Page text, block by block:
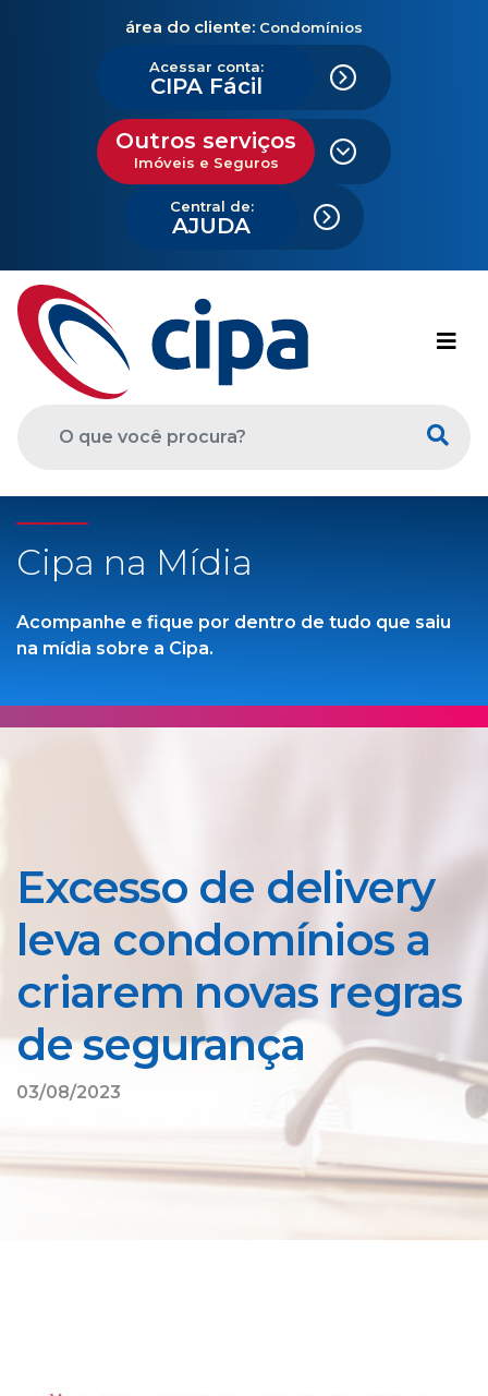
área do cliente: Condomínios
Acessar conta:
CIPA Fácil
Outros serviços
Imóveis e Seguros
Central de:
AJUDA
Cipa na Mídia
Acompanhe e fique por dentro de tudo que saiu
na mídia sobre a Cipa.
Excesso de delivery
leva condomínios a
criarem novas regras
de segurança
03/08/2023